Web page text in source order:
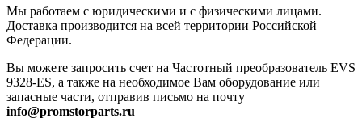
Мы работаем с юридическими и с физическими лицами.
Доставка производится на всей территории Российской
Федерации.
Вы можете запросить счет на Частотный преобразователь EVS
9328-ES, а также на необходимое Вам оборудование или
запасные части, отправив письмо на почту
info@promstorparts.ru